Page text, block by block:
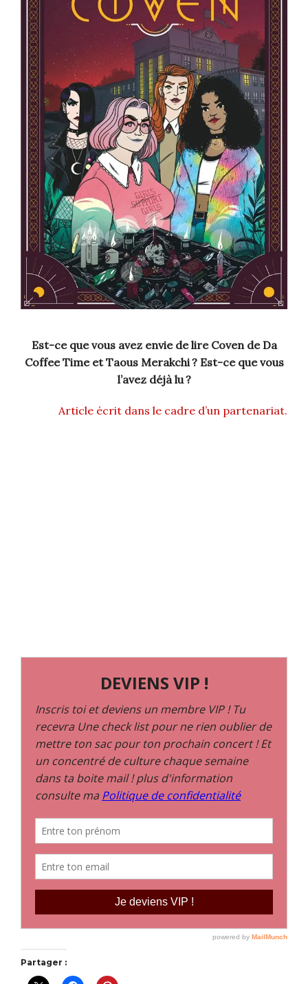
Est-ce que vous avez envie de lire Coven de Da
Coffee Time et Taous Merakchi ? Est-ce que vous
l’avez déjà lu ?
Article écrit dans le cadre d’un partenariat.
Partager :